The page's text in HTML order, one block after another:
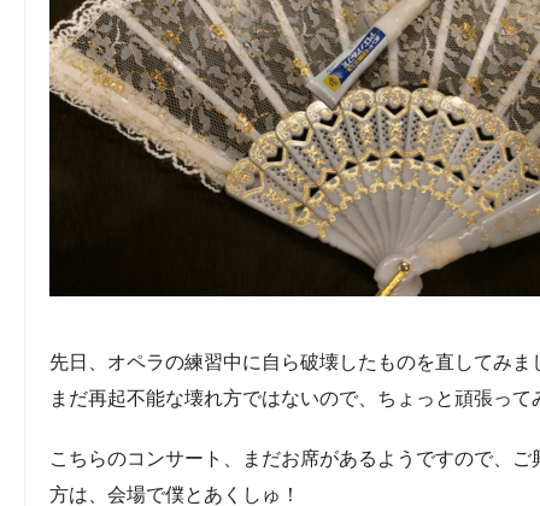
先日、オペラの練習中に自ら破壊したものを直してみま
まだ再起不能な壊れ方ではないので、ちょっと頑張って
こちらのコンサート、まだお席があるようですので、ご
方は、会場で僕とあくしゅ！